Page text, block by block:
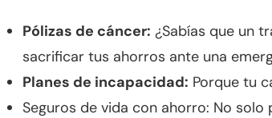
Pólizas de cáncer: ¿Sabías que un
sacrificar tus ahorros ante una
Planes de incapacidad: Porque tu
Seguros de vida con ahorro: No